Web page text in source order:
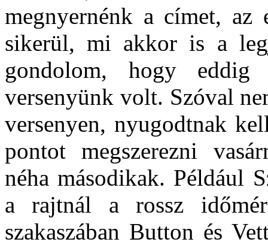
megnyernénk a címet, az
sikerül, mi akkor is a
gondolom, hogy
versenyünk volt. Szóval
versenyen, nyugodtnak
pontot megszerezni
néha másodikak. Például
a rajtnál a rossz
szakaszában Button és